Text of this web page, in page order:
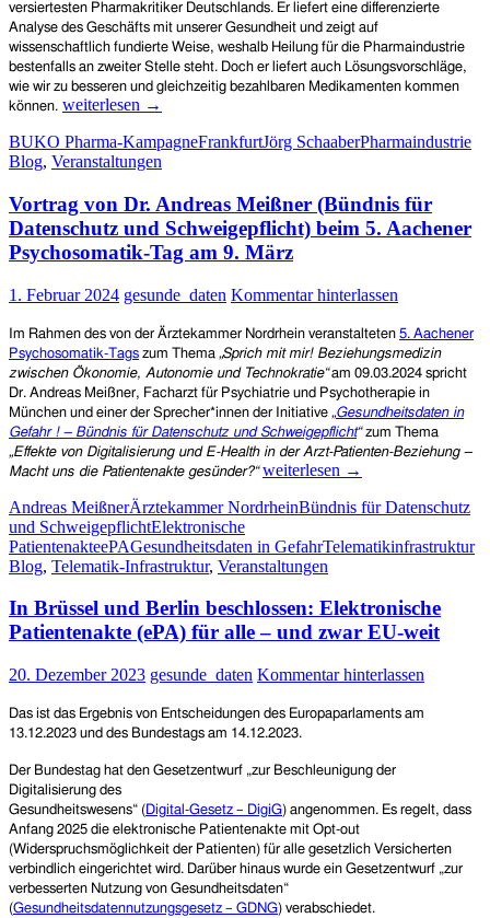
versiertesten Pharmakritiker Deutschlands. Er liefert eine differenzierte
Analyse des Geschäfts mit unserer Gesundheit und zeigt auf
wissenschaftlich fundierte Weise, weshalb Heilung für die Pharmaindustrie
bestenfalls an zweiter Stelle steht. Doch er liefert auch Lösungsvorschläge,
wie wir zu besseren und gleichzeitig bezahlbaren Medikamenten kommen
können. „Pillenpoker“
Wie
die
uns
schadet
und
was
dagegen
kann
–
Informationsveranstaltung
am
So.
12.05.2024
in
Frankfurt/M.
weiterlesen →
BUKO Pharma-KampagneFrankfurtJörg SchaaberPharmaindustrie
Blog, Veranstaltungen
Vortrag von Dr. Andreas Meißner (Bündnis für
Datenschutz und Schweigepflicht) beim 5. Aachener
Psychosomatik-Tag am 9. März
1. Februar 2024 gesunde_daten Kommentar hinterlassen
Im Rahmen des von der Ärztekammer Nordrhein veranstalteten 5. Aachener
Psychosomatik-Tags zum Thema „Sprich mit mir! Beziehungsmedizin
zwischen Ökonomie, Autonomie und Technokratie“am 09.03.2024 spricht
Dr. Andreas Meißner, Facharzt für Psychiatrie und Psychotherapie in
München und einer der Sprecher*innen der Initiative „Gesundheitsdaten in
Gefahr ! – Bündnis für Datenschutz und Schweigepflicht“ zum Thema
„Effekte von Digitalisierung und E-Health in der Arzt-Patienten-Beziehung –
Macht uns die Patientenakte gesünder?“Vortrag
Dr.
Meißner
(Bündnis
Datenschutz
und
Schweigepflicht)
beim
5.
Aachener
Psychosomatik-
Tag
am
März
weiterlesen →
Andreas MeißnerÄrztekammer NordrheinBündnis für Datenschutz
und SchweigepflichtElektronische
PatientenakteePAGesundheitsdaten in GefahrTelematikinfrastruktur
Blog, Telematik-Infrastruktur, Veranstaltungen
In Brüssel und Berlin beschlossen: Elektronische
Patientenakte (ePA) für alle – und zwar EU-weit
20. Dezember 2023 gesunde_daten Kommentar hinterlassen
Das ist das Ergebnis von Entscheidungen des Europaparlaments am
13.12.2023 und des Bundestags am 14.12.2023.
Der Bundestag hat den Gesetzentwurf „zur Beschleunigung der
Digitalisierung des
Gesundheitswesens“ ( Digital-Gesetz – DigiG) angenommen. Es regelt, dass
Anfang 2025 die elektronische Patientenakte mit Opt-out
(Widerspruchsmöglichkeit der Patienten) für alle gesetzlich Versicherten
verbindlich eingerichtet wird. Darüber hinaus wurde ein Gesetzentwurf „zur
verbesserten Nutzung von Gesundheitsdaten“
(Gesundheitsdatennutzungsgesetz – GDNG) verabschiedet.